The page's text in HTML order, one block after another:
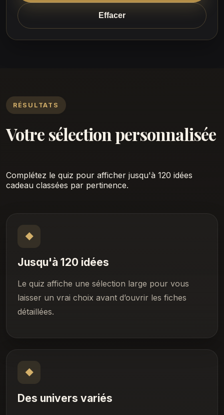
Effacer
RÉSULTATS
Votre sélection personnalisée
Complétez le quiz pour afficher jusqu'à 120 idées
cadeau classées par pertinence.
◆
Jusqu'à 120 idées
Le quiz affiche une sélection large pour vous
laisser un vrai choix avant d’ouvrir les fiches
détaillées.
◆
Des univers variés